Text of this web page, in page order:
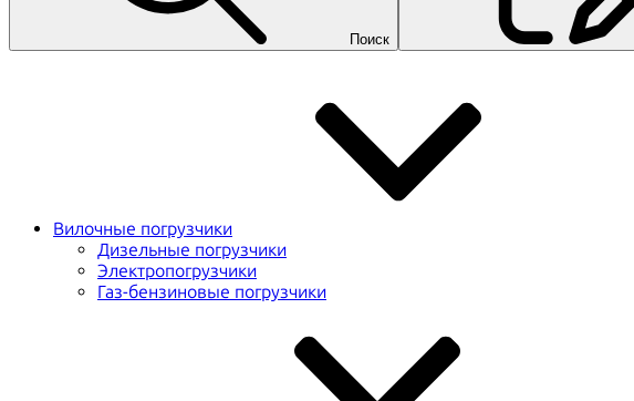
Поиск
Вилочные погрузчики
Дизельные погрузчики
Электропогрузчики
Газ-бензиновые погрузчики